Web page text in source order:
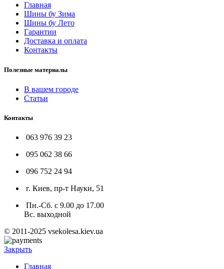
Главная
Шины бу Зима
Шины бу Лето
Гарантии
Доставка и оплата
Контакты
Полезные материалы
В вашем городе
Статьи
Контакты
063 976 39 23
095 062 38 66
096 752 24 94
г. Киев, пр-т Науки, 51
Пн.-Сб. с 9.00 до 17.00
Вс. выходной
© 2011-2025 vsekolesa.kiev.ua
Закрыть
Главная